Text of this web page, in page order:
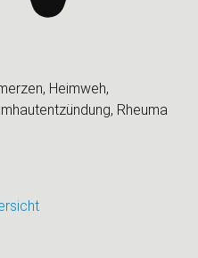
Heimweh,
Rheuma